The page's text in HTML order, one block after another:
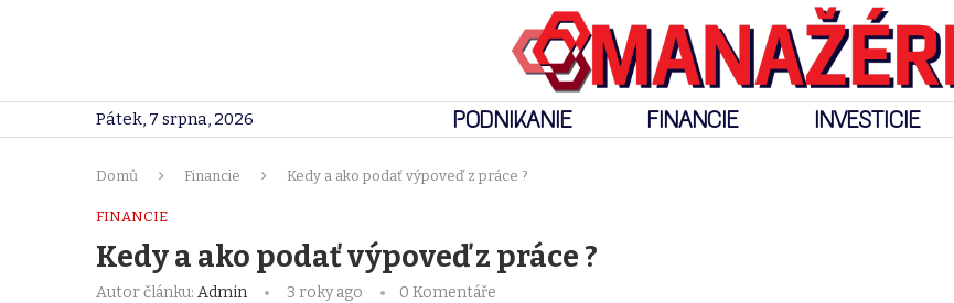
Pátek, 7 srpna, 2026 PODNIKANIE FINANCIE INVESTICIE
Domů Financie Kedy a ako podať výpoveď z práce ?
FINANCIE
Kedy a ako podať výpoveď z práce ?
Autor článku: Admin 3 roky ago 0 Komentáře